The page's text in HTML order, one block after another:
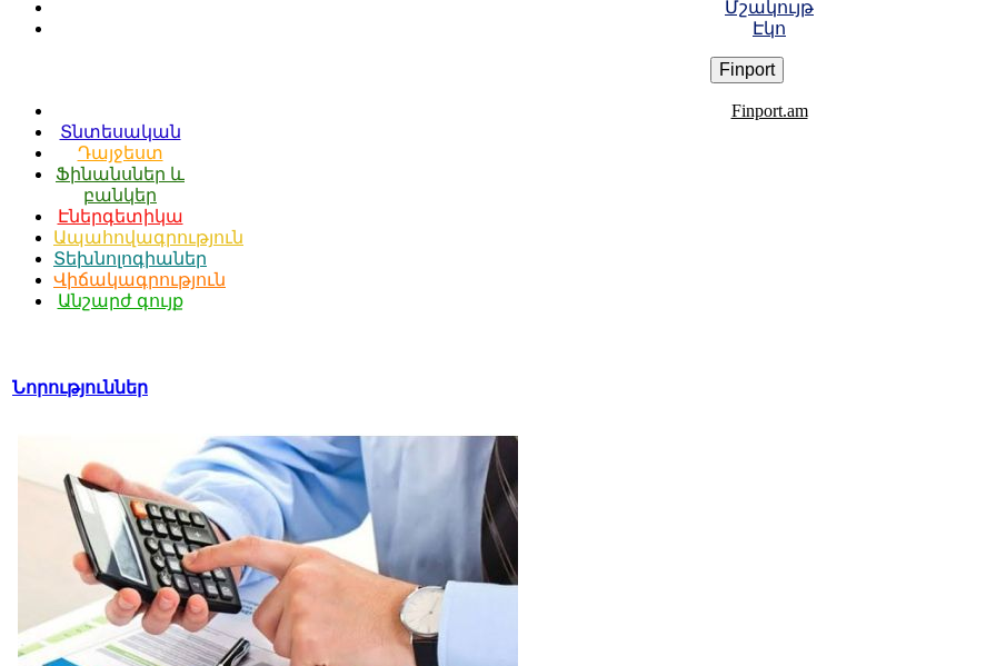
Մշակույթ
Էկո
Finport
Finport.am
Տնտեսական
Դայջեստ
Ֆինանսներ և
բանկեր
Էներգետիկա
Ապահովագրություն
Տեխնոլոգիաներ
Վիճակագրություն
Անշարժ գույք
Նորություններ